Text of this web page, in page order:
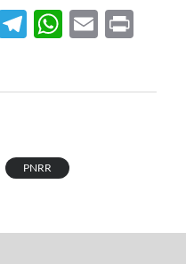
T
Te
W
p
E
PNRR